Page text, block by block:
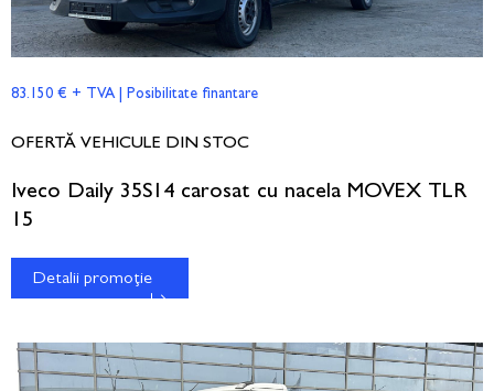
83.150 € + TVA | Posibilitate finantare
OFERTĂ VEHICULE DIN STOC
Iveco Daily 35S14 carosat cu nacela MOVEX TLR
15
Detalii promoție